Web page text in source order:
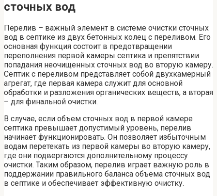
сточных вод
Перелив – важный элемент в системе очистки сточных
вод в септике из двух бетонных колец с переливом. Его
основная функция состоит в предотвращении
переполнения первой камеры септика и препятствии
попадания неочищенных сточных вод во вторую камеру.
Септик с переливом представляет собой двухкамерный
агрегат, где первая камера служит для основной
обработки и разложения органических веществ, а вторая
– для финальной очистки.
В случае, если объем сточных вод в первой камере
септика превышает допустимый уровень, перелив
начинает функционировать. Он позволяет избыточным
водам перетекать из первой камеры во вторую камеру,
где они подвергаются дополнительному процессу
очистки. Таким образом, перелив играет важную роль в
поддержании правильного баланса объема сточных вод
в септике и обеспечивает эффективную очистку.